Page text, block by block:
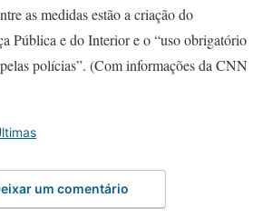
as medidas estão a criação do
Pública e do Interior e o “uso obrigatório
polícias”. (Com informações da CNN
um comentário